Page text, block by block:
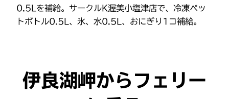
0.5Lを補給。サークルK渥美小塩津店で、冷凍ペッ
トボトル0.5L、氷、水0.5L、おにぎり1コ補給。
伊良湖岬からフェリー